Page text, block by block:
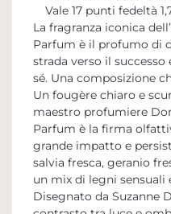
Vale 17 punti fedeltà
La fragranza iconica
Parfum è il profumo di
strada verso il
sé. Una composizione
Un fougère chiaro e
maestro profumiere
Parfum è la firma
grande impatto e
salvia fresca, geranio
un mix di legni sensuali
Disegnato da Suzanne